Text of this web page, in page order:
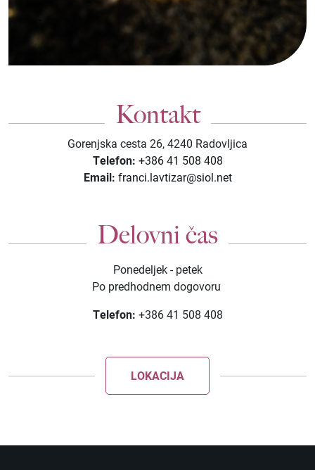
Kolekcije
KOLEKCIJA FORMA
KOLEKCIJA ESENCA
Predstavitev
Kontakt
Gorenjska cesta 26, 4240 Radovljica
Telefon: +386 41 508 408
Email: franci.lavtizar@siol.net
Delovni čas
Ponedeljek - petek
Po predhodnem dogovoru
Telefon: +386 41 508 408
LOKACIJA